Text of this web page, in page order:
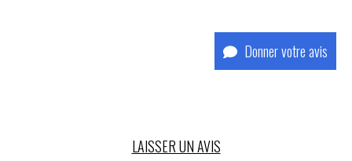
Donner votre avis
LAISSER UN AVIS